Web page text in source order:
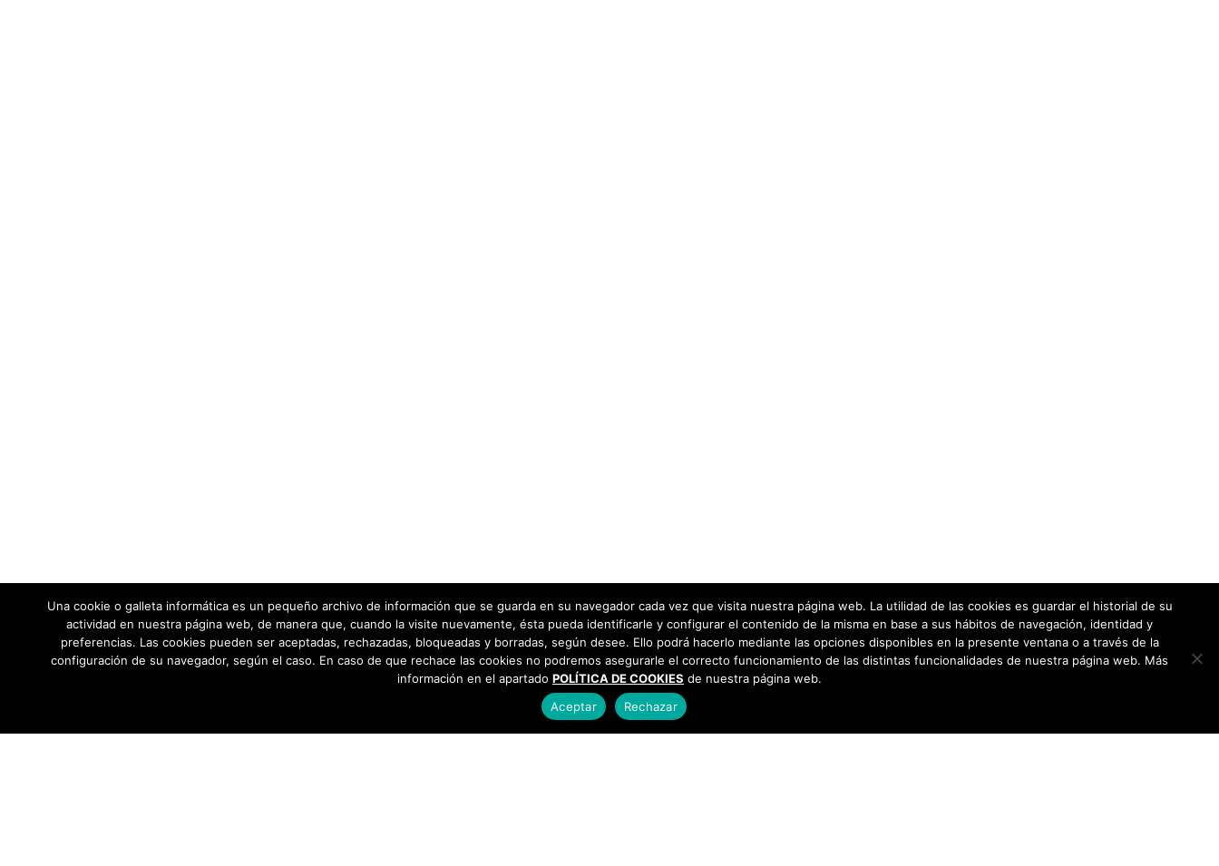
Una cookie o galleta informática es un pequeño archivo de información que se guarda en su navegador cada vez que visita nuestra página web. La utilidad de las cookies es guardar el historial de su
actividad en nuestra página web, de manera que, cuando la visite nuevamente, ésta pueda identificarle y configurar el contenido de la misma en base a sus hábitos de navegación, identidad y
preferencias. Las cookies pueden ser aceptadas, rechazadas, bloqueadas y borradas, según desee. Ello podrá hacerlo mediante las opciones disponibles en la presente ventana o a través de la
configuración de su navegador, según el caso. En caso de que rechace las cookies no podremos asegurarle el correcto funcionamiento de las distintas funcionalidades de nuestra página web. Más
información en el apartado POLÍTICA DE COOKIES de nuestra página web.
Aceptar
Rechazar